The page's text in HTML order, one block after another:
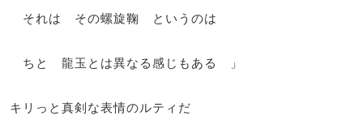
それは その螺旋鞠 というのは
ちと 龍玉とは異なる感じもある 」
キリっと真剣な表情のルティだ